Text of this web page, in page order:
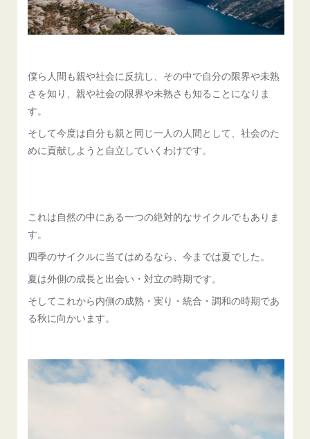
僕ら人間も親や社会に反抗し、その中で自分の限界や未熟
さを知り、親や社会の限界や未熟さも知ることになりま
す。
そして今度は自分も親と同じ一人の人間として、社会のた
めに貢献しようと自立していくわけです。
これは自然の中にある一つの絶対的なサイクルでもありま
す。
四季のサイクルに当てはめるなら、今までは夏でした。
夏は外側の成長と出会い・対立の時期です。
そしてこれから内側の成熟・実り・統合・調和の時期であ
る秋に向かいます。